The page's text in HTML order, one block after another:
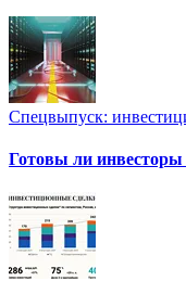
Спецвыпуск:
Готовы ли